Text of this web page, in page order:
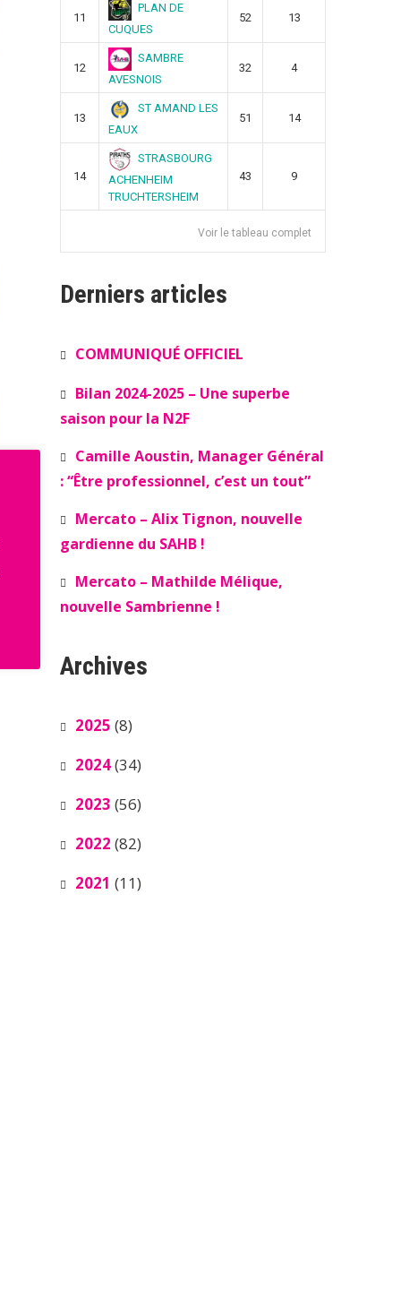
11
PLAN DE
CUQUES
52 13
12
SAMBRE
AVESNOIS
32 4
13
ST AMAND LES
EAUX
51 14
14
STRASBOURG
ACHENHEIM
TRUCHTERSHEIM
43 9
Voir le tableau complet
Derniers articles
COMMUNIQUÉ OFFICIEL
Bilan 2024-2025 – Une superbe
saison pour la N2F
Camille Aoustin, Manager Général
: “Être professionnel, c’est un tout”
Mercato – Alix Tignon, nouvelle
gardienne du SAHB !
Mercato – Mathilde Mélique,
nouvelle Sambrienne !
Archives
2025 (8)
2024(34)
2023 (56)
2022 (82)
2021 (11)